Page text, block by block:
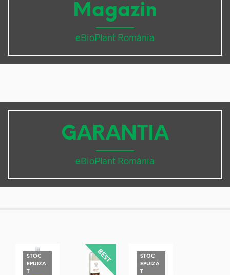
Magazin
eBioPlant România
GARANTIA
eBioPlant România
STOC
EPUIZA
T
STOC
EPUIZA
T